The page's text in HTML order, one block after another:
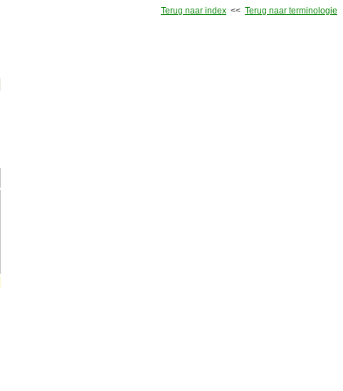
Terug naar index << Terug naar terminologie